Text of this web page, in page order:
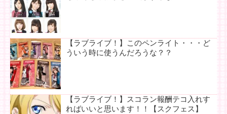
【ラブライブ！】このペンライト・・・ど
ういう時に使うんだろうな？？
【ラブライブ！】スコラン報酬テコ入れす
ればいいと思います！！【スクフェス】